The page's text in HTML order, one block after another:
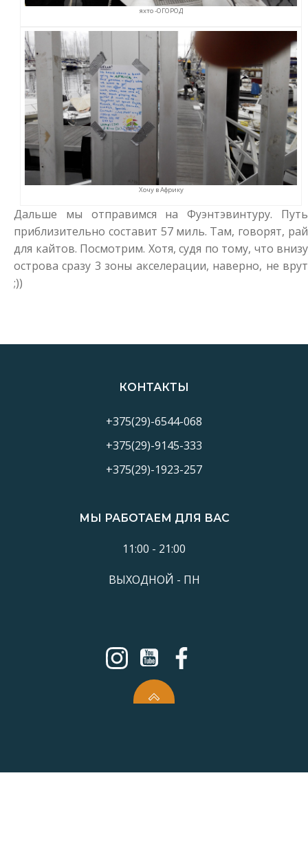
яхто -ОГОРОД
Хочу в Африку
Дальше мы отправимся на Фуэнтэвинтуру. Путь
приблизительно составит 57 миль. Там, говорят, рай
для кайтов. Посмотрим. Хотя, судя по тому, что внизу
острова сразу 3 зоны акселерации, наверно, не врут
;))
КОНТАКТЫ
+375(29)-6544-068
+375(29)-9145-333
+375(29)-1923-257
МЫ РАБОТАЕМ ДЛЯ ВАС
11:00 - 21:00
ВЫХОДНОЙ - ПН